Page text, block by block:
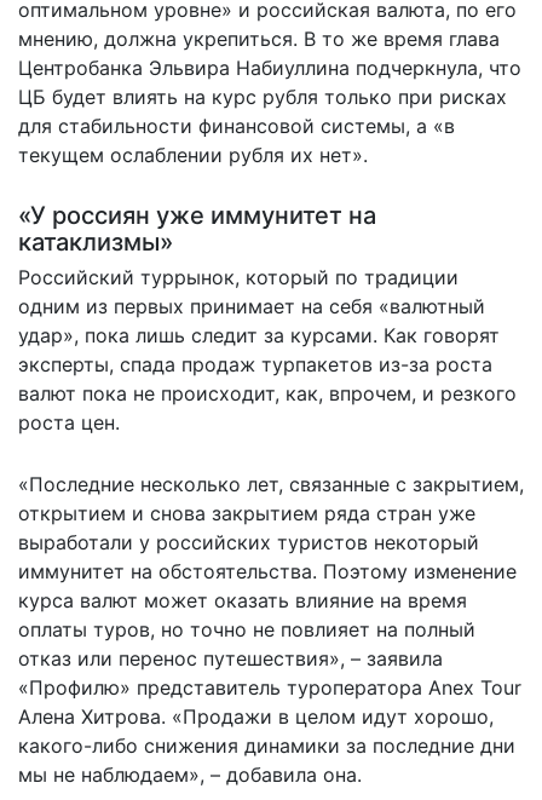
оптимальном уровне» и российская валюта, по его
мнению, должна укрепиться. В то же время глава
Центробанка Эльвира Набиуллина подчеркнула, что
ЦБ будет влиять на курс рубля только при рисках
для стабильности финансовой системы, а «в
текущем ослаблении рубля их нет».
«У россиян уже иммунитет на
катаклизмы»
Российский туррынок, который по традиции
одним из первых принимает на себя «валютный
удар», пока лишь следит за курсами. Как говорят
эксперты, спада продаж турпакетов из-за роста
валют пока не происходит, как, впрочем, и резкого
роста цен.
«Последние несколько лет, связанные с закрытием,
открытием и снова закрытием ряда стран уже
выработали у российских туристов некоторый
иммунитет на обстоятельства. Поэтому изменение
курса валют может оказать влияние на время
оплаты туров, но точно не повлияет на полный
отказ или перенос путешествия», – заявила
«Профилю» представитель туроператора Anex Tour
Алена Хитрова. «Продажи в целом идут хорошо,
какого-либо снижения динамики за последние дни
мы не наблюдаем», – добавила она.